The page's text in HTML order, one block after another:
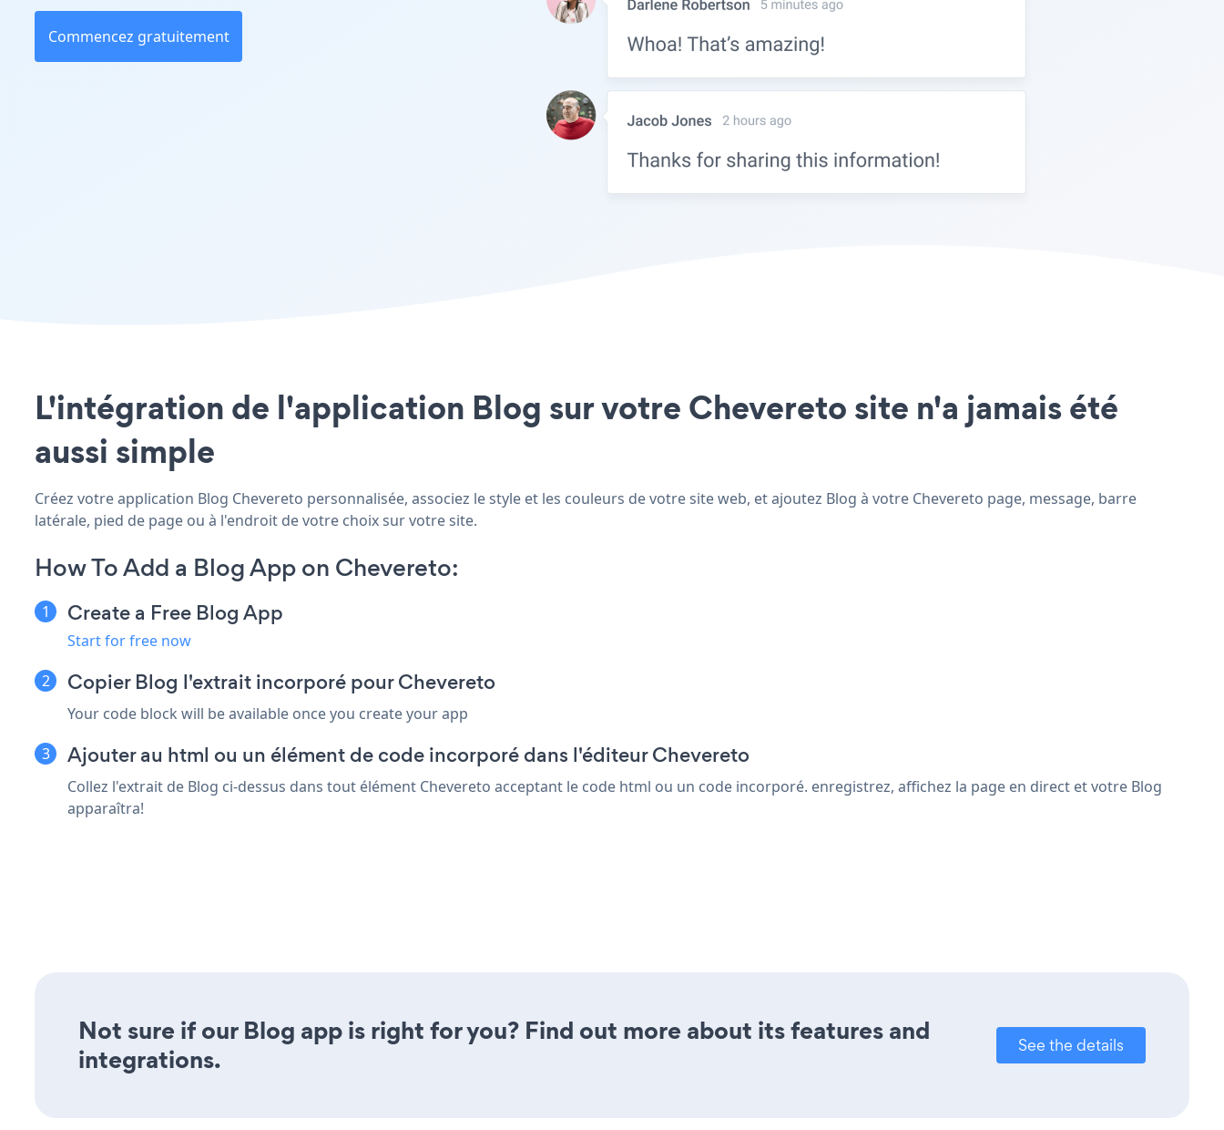
Commencez gratuitement
L'intégration de l'application Blog sur votre Chevereto site n'a jamais été
aussi simple
Créez votre application Blog Chevereto personnalisée, associez le style et les couleurs de votre site web, et ajoutez Blog à votre Chevereto page, message, barre
latérale, pied de page ou à l'endroit de votre choix sur votre site.
How To Add a Blog App on Chevereto:
Create a Free Blog App
Start for free now
Copier Blog l'extrait incorporé pour Chevereto
Your code block will be available once you create your app
Ajouter au html ou un élément de code incorporé dans l'éditeur Chevereto
Collez l'extrait de Blog ci-dessus dans tout élément Chevereto acceptant le code html ou un code incorporé. enregistrez, affichez la page en direct et votre Blog
apparaîtra!
Not sure if our Blog app is right for you? Find out more about its features and
integrations.
See the details